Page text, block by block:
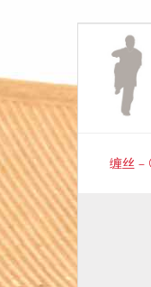
缠丝 –